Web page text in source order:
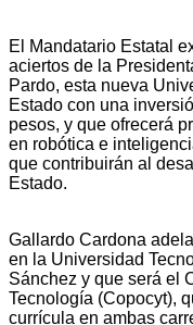
El Mandatario Estatal
aciertos de la
Pardo, esta nueva
Estado con una
pesos, y que ofrecerá
en robótica e
que contribuirán al
Estado.
Gallardo Cardona
en la Universidad
Sánchez y que será el
Tecnología (Copocyt),
currícula en ambas